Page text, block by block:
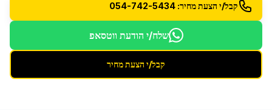
קבל/י הצעת מחיר: 054-742-5434
שלח/י הודעת ווטסאפ
קבל/י הצעת מחיר